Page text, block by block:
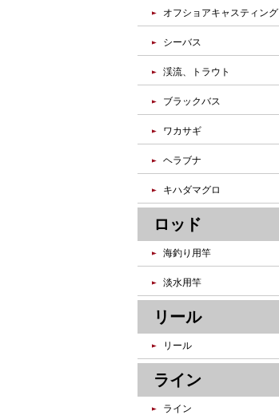
オフショアキャスティング
シーバス
渓流、トラウト
ブラックバス
ワカサギ
ヘラブナ
キハダマグロ
ロッド
海釣り用竿
淡水用竿
リール
リール
ライン
ライン